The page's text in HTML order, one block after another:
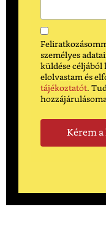
személyes
küldése céljából
elolvastam és
tájékoztatót.